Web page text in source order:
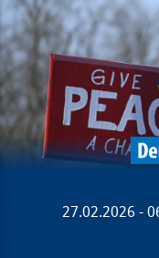
27.02.2026 -